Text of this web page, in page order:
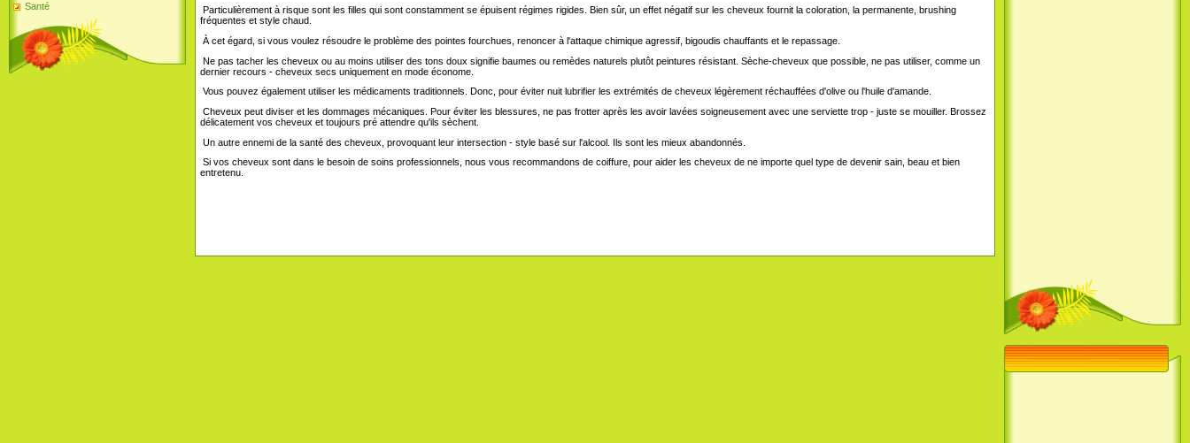
Santé
Particulièrement à risque sont les filles qui sont constamment se épuisent régimes rigides. Bien sûr, un effet négatif sur les cheveux fournit la coloration, la permanente, brushing
fréquentes et style chaud.
À cet égard, si vous voulez résoudre le problème des pointes fourchues, renoncer à l'attaque chimique agressif, bigoudis chauffants et le repassage.
Ne pas tacher les cheveux ou au moins utiliser des tons doux signifie baumes ou remèdes naturels plutôt peintures résistant. Sèche-cheveux que possible, ne pas utiliser, comme un
dernier recours - cheveux secs uniquement en mode économe.
Vous pouvez également utiliser les médicaments traditionnels. Donc, pour éviter nuit lubrifier les extrémités de cheveux légèrement réchauffées d'olive ou l'huile d'amande.
Cheveux peut diviser et les dommages mécaniques. Pour éviter les blessures, ne pas frotter après les avoir lavées soigneusement avec une serviette trop - juste se mouiller. Brossez
délicatement vos cheveux et toujours pré attendre qu'ils sèchent.
Un autre ennemi de la santé des cheveux, provoquant leur intersection - style basé sur l'alcool. Ils sont les mieux abandonnés.
Si vos cheveux sont dans le besoin de soins professionnels, nous vous recommandons de coiffure, pour aider les cheveux de ne importe quel type de devenir sain, beau et bien
entretenu.